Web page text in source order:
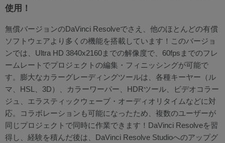
使用！
無償バージョンのDaVinci Resolveでさえ、他のほとんどの有償
ソフトウェアより多くの機能を搭載しています！このバージョ
ンでは、Ultra HD 3840x2160までの解像度で、60fpsまでのフレ
ームレートでプロジェクトの編集・フィニッシングが可能で
す。膨大なカラーグレーディングツールは、各種キーヤー（ル
マ、HSL、3D）、カラーワーパー、HDRツール、ビデオコラー
ジュ、エラスティックウェーブ・オーディオリタイムなどに対
応。コラボレーションも可能になったため、複数のユーザーが
同じプロジェクトで同時に作業できます！DaVinci Resolveを習
得し、経験を積んだ後は、DaVinci Resolve Studioへのアップグ